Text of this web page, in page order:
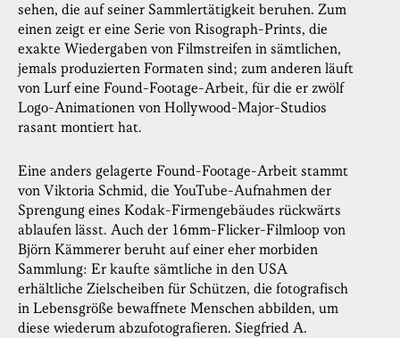
sehen, die auf seiner Sammlertätigkeit beruhen. Zum
einen zeigt er eine Serie von Risograph-Prints, die
exakte Wiedergaben von Filmstreifen in sämtlichen,
jemals produzierten Formaten sind; zum anderen läuft
von Lurf eine Found-Footage-Arbeit, für die er zwölf
Logo-Animationen von Hollywood-Major-Studios
rasant montiert hat.
Eine anders gelagerte Found-Footage-Arbeit stammt
von Viktoria Schmid, die YouTube-Aufnahmen der
Sprengung eines Kodak-Firmengebäudes rückwärts
ablaufen lässt. Auch der 16mm-Flicker-Filmloop von
Björn Kämmerer beruht auf einer eher morbiden
Sammlung: Er kaufte sämtliche in den USA
erhältliche Zielscheiben für Schützen, die fotografisch
in Lebensgröße bewaffnete Menschen abbilden, um
diese wiederum abzufotografieren. Siegfried A.